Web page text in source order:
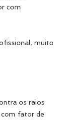
com
muito
os raios
com fator de